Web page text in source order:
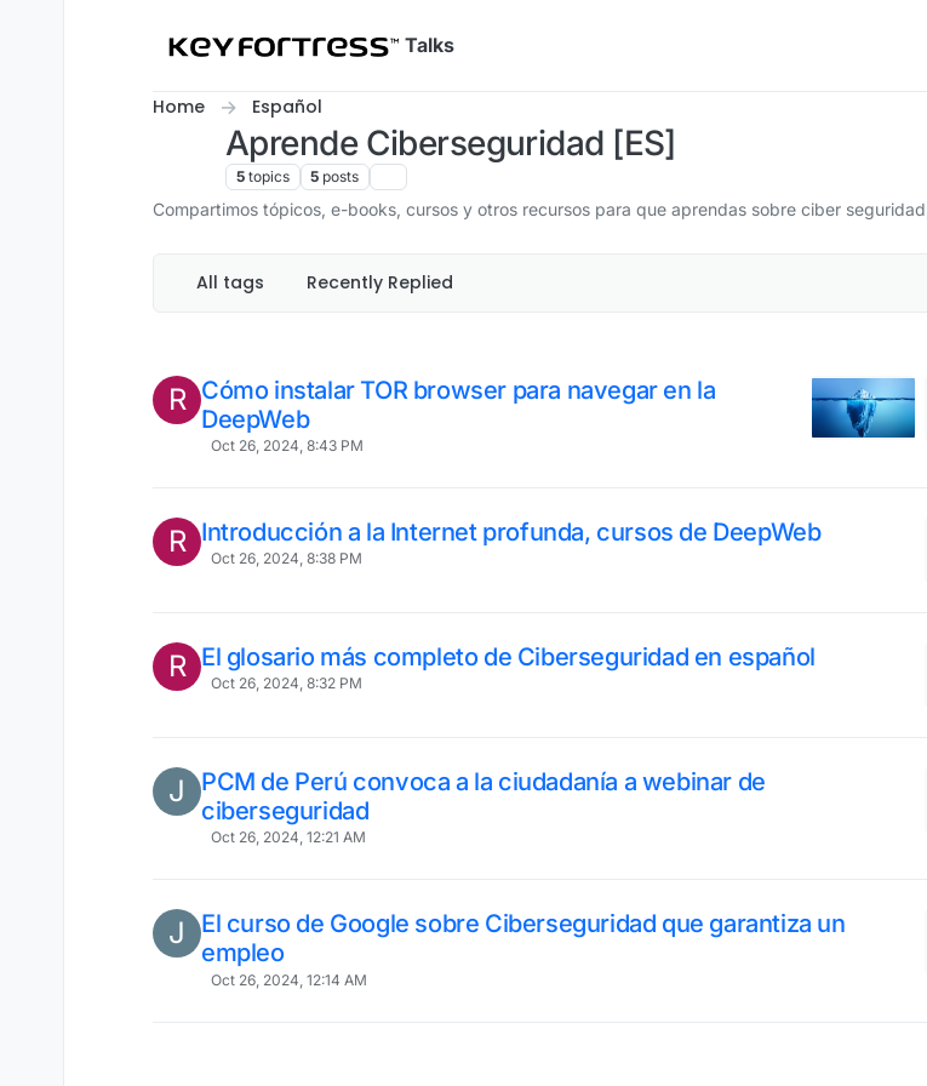
Talks
Home Español
Aprende Ciberseguridad [ES]
5 topics 5 posts
Compartimos tópicos, e-books, cursos y otros recursos para que aprendas sobre ciber
All tags Recently Replied
R Cómo instalar TOR browser para navegar en la
DeepWeb
Oct 26, 2024, 8:43 PM
R Introducción a la Internet profunda, cursos de DeepWeb
Oct 26, 2024, 8:38 PM
R El glosario más completo de Ciberseguridad en español
Oct 26, 2024, 8:32 PM
J
PCM de Perú convoca a la ciudadanía a webinar de
ciberseguridad
Oct 26, 2024, 12:21 AM
J
El curso de Google sobre Ciberseguridad que garantiza un
empleo
Oct 26, 2024, 12:14 AM